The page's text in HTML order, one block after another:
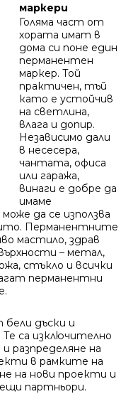
маркери
Голяма част от
хората имат в
дома си поне един
перманентен
маркер. Той
практичен, тъй
като е устойчив
на светлина,
влага и допир.
Независимо дали
в несесера,
чантата, офиса
или гаража,
винаги е добре да
имаме
да се използва
Перманентните
мастило, здрав
– метал,
стъкло и всички
перманентни
бели дъски и
Те са изключително
разпределяне на
в рамките на
на нови проекти и
партньори.